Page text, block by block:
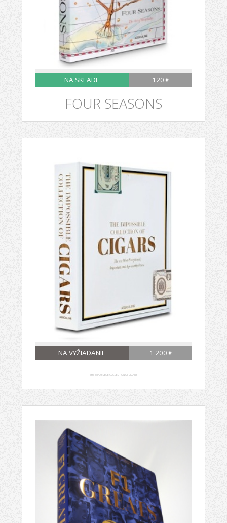
NA SKLADE 120 €
FOUR SEASONS
NA VYŽIADANIE 1 200 €
THE IMPOSSIBLE COLLECTION OF CIGARS